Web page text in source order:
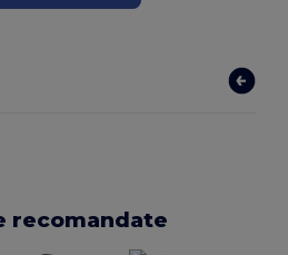
recomandate